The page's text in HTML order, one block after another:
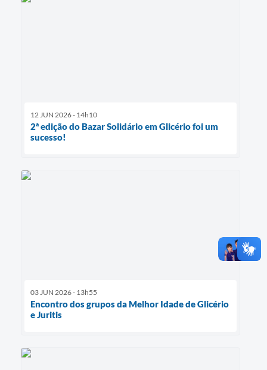
12 JUN 2026 - 14h10
2ª edição do Bazar Solidário em Glicério foi um
sucesso!
03 JUN 2026 - 13h55
Encontro dos grupos da Melhor Idade de Glicério
e Juritis